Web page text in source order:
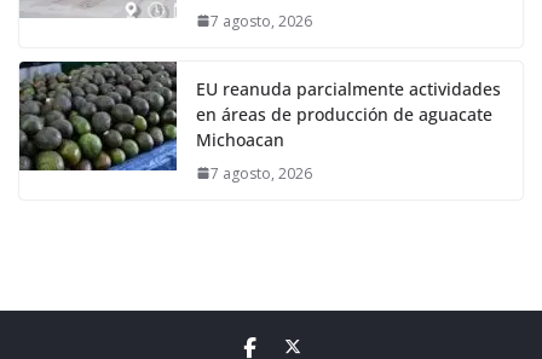
7 agosto, 2026
EU reanuda parcialmente actividades
en áreas de producción de aguacate
Michoacan
7 agosto, 2026